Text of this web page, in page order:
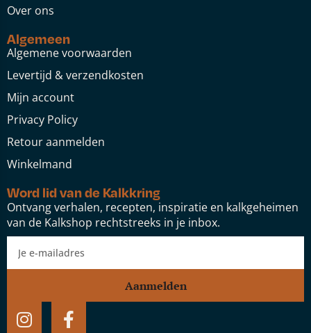
Over ons
Algemeen
Algemene voorwaarden
Levertijd & verzendkosten
Mijn account
Privacy Policy
Retour aanmelden
Winkelmand
Word lid van de Kalkkring
Ontvang verhalen, recepten, inspiratie en kalkgeheimen
van de Kalkshop rechtstreeks in je inbox.
Aanmelden